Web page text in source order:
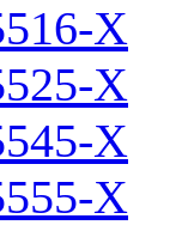
X
X
X
X